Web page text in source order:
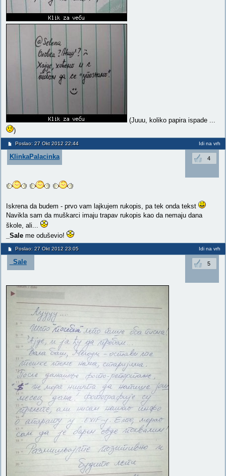
(Juuu, koliko papira ispade ...
)
Poslao: 27 Okt 2012 22:44 Idi na vrh
KlinkaPalacinka 4
Iskrena da budem - prvo vam lajkujem rukopis, pa tek onda tekst
Navikla sam da muškarci imaju trapav rukopis kao da nemaju dana
škole, ali...
_Sale me oduševio!
Poslao: 27 Okt 2012 23:05 Idi na vrh
_Sale 5